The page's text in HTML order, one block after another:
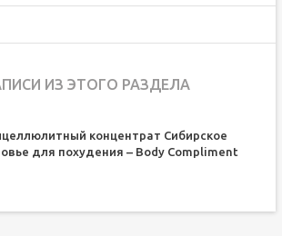
ИЗ ЭТОГО РАЗДЕЛА
концентрат Сибирское
для похудения – Body Compliment